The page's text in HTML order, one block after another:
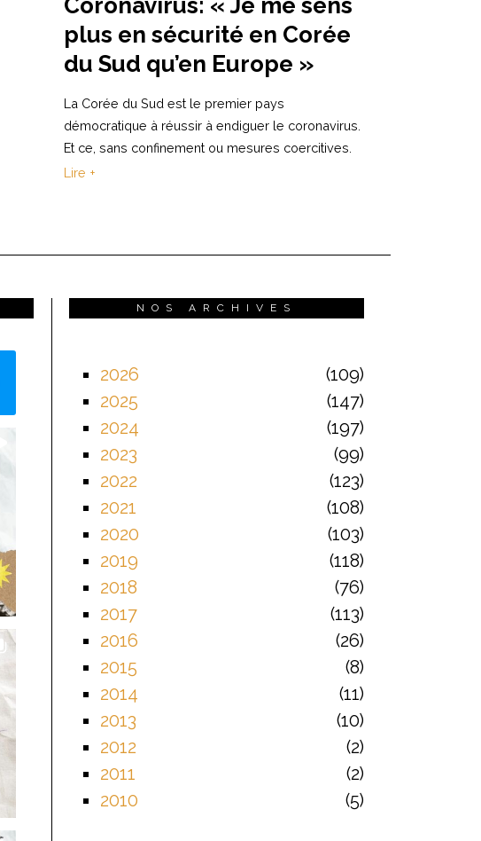
Coronavirus: « Je me sens
plus en sécurité en Corée
du Sud qu’en Europe »
La Corée du Sud est le premier pays
démocratique à réussir à endiguer le coronavirus.
Et ce, sans confinement ou mesures coercitives.
Lire +
NOS ARCHIVES
2026
109
2025
147
2024
197
2023
99
2022
123
2021
108
2020
103
2019
118
2018
76
2017
113
2016
26
2015
8
2014
11
2013
10
2012
2
2011
2
2010
5